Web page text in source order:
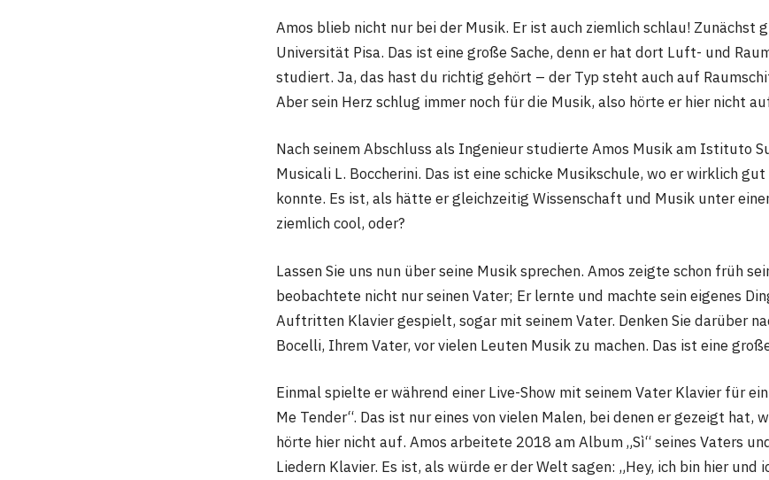
Amos blieb nicht nur bei der Musik. Er ist auch ziemlich schlau! Zunächst
Universität Pisa. Das ist eine große Sache, denn er hat dort Luft- und
studiert. Ja, das hast du richtig gehört – der Typ steht auch auf
Aber sein Herz schlug immer noch für die Musik, also hörte er hier nicht
Nach seinem Abschluss als Ingenieur studierte Amos Musik am Istituto
Musicali L. Boccherini. Das ist eine schicke Musikschule, wo er wirklich
konnte. Es ist, als hätte er gleichzeitig Wissenschaft und Musik unter
ziemlich cool, oder?
Lassen Sie uns nun über seine Musik sprechen. Amos zeigte schon früh
beobachtete nicht nur seinen Vater; Er lernte und machte sein eigenes
Auftritten Klavier gespielt, sogar mit seinem Vater. Denken Sie darüber
Bocelli, Ihrem Vater, vor vielen Leuten Musik zu machen. Das ist eine
Einmal spielte er während einer Live-Show mit seinem Vater Klavier für ein
Me Tender“. Das ist nur eines von vielen Malen, bei denen er gezeigt hat,
hörte hier nicht auf. Amos arbeitete 2018 am Album „Sì“ seines Vaters
Liedern Klavier. Es ist, als würde er der Welt sagen: „Hey, ich bin hier und